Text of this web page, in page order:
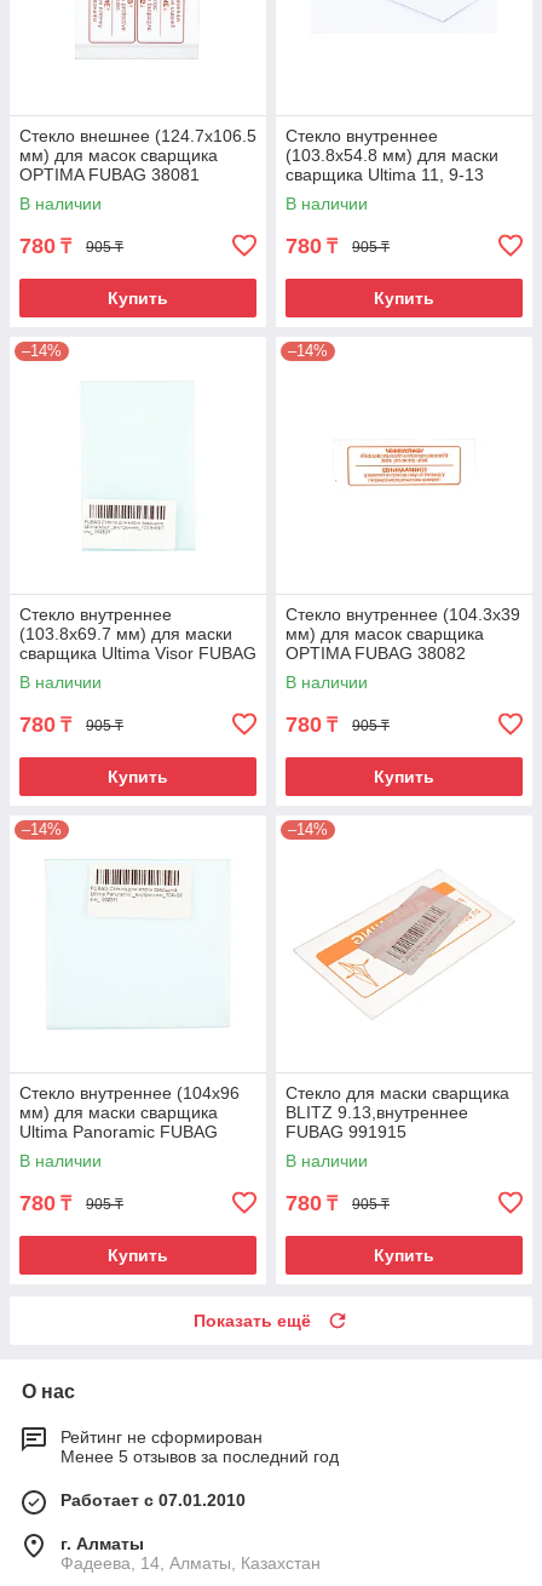
Стекло внешнее (124.7х106.5
мм) для масок сварщика
OPTIMA FUBAG 38081
В наличии
780 ₸ 905 ₸
Купить
Стекло внутреннее
(103.8х54.8 мм) для маски
сварщика Ultima 11, 9-13
FUBAG 992541
В наличии
780 ₸ 905 ₸
Купить
–14%
Стекло внутреннее
(103.8х69.7 мм) для маски
сварщика Ultima Visor FUBAG
992531
В наличии
780 ₸ 905 ₸
Купить
–14%
Стекло внутреннее (104.3х39
мм) для масок сварщика
OPTIMA FUBAG 38082
В наличии
780 ₸ 905 ₸
Купить
–14%
Стекло внутреннее (104х96
мм) для маски сварщика
Ultima Panoramic FUBAG
992511
В наличии
780 ₸ 905 ₸
Купить
–14%
Стекло для маски сварщика
BLITZ 9.13,внутреннее
FUBAG 991915
В наличии
780 ₸ 905 ₸
Купить
Показать ещё
О нас
Рейтинг не сформирован
Менее 5 отзывов за последний год
Работает с 07.01.2010
г. Алматы
Фадеева, 14, Алматы, Казахстан